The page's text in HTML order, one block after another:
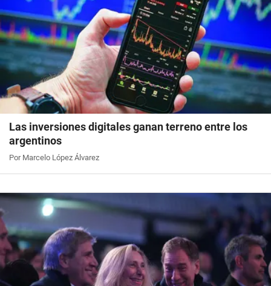
Las inversiones digitales ganan terreno entre los
argentinos
Por Marcelo López Álvarez